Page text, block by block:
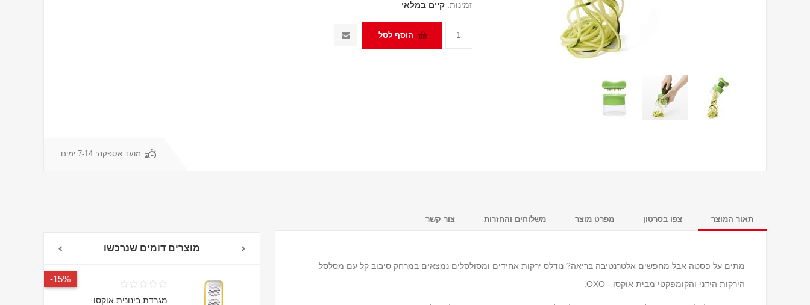
זמינות: קיים במלאי
מועד אספקה: 7-14 ימים
תאור המוצר צפו בסרטון מפרט מוצר משלוחים והחזרות צור קשר
מתים על פסטה אבל מחפשים אלטרנטיבה בריאה? נודלס ירקות אחידים ומסולסלים נמצאים במרחק סיבוב קל עם מסלסל
הירקות הידני והקומפקטי מבית אוקסו - OXO.
מוצרים דומים שנרכשו
15%-
מגרדת בינונית אוקסו